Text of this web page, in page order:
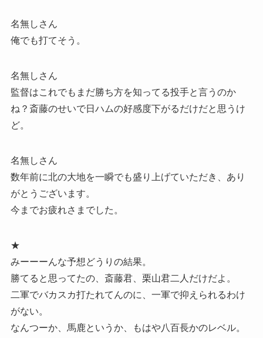
名無しさん
俺でも打てそう。
名無しさん
監督はこれでもまだ勝ち方を知ってる投手と言うのか
ね？斎藤のせいで日ハムの好感度下がるだけだと思うけ
ど。
名無しさん
数年前に北の大地を一瞬でも盛り上げていただき、あり
がとうございます。
今までお疲れさまでした。
★
みーーーんな予想どうりの結果。
勝てると思ってたの、斎藤君、栗山君二人だけだよ。
二軍でバカスカ打たれてんのに、一軍で抑えられるわけ
がない。
なんつーか、馬鹿というか、もはや八百長かのレベル。